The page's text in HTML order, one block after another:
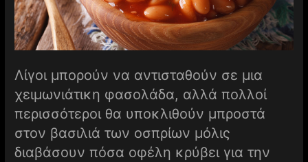
Λίγοι μπορούν να αντισταθούν σε μια
χειμωνιάτικη φασολάδα, αλλά πολλοί
περισσότεροι θα υποκλιθούν μπροστά
στον βασιλιά των οσπρίων μόλις
διαβάσουν πόσα οφέλη κρύβει για την